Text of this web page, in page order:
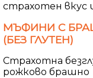
страхотен вкус
МЪФИНИ С
(БЕЗ ГЛУТЕН)
Страхотна
рожково брашно